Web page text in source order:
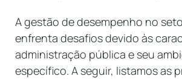
A gestão de desempenho no
enfrenta desafios devido às
administração pública e seu
específico. A seguir, listamos as